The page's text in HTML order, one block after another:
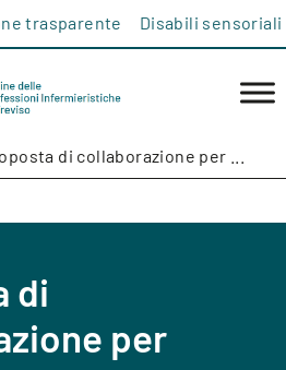
trasparente Disabili sensoriali
di collaborazione per ...
di
per